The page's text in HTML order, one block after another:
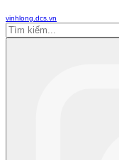
vinhlong.dcs.vn